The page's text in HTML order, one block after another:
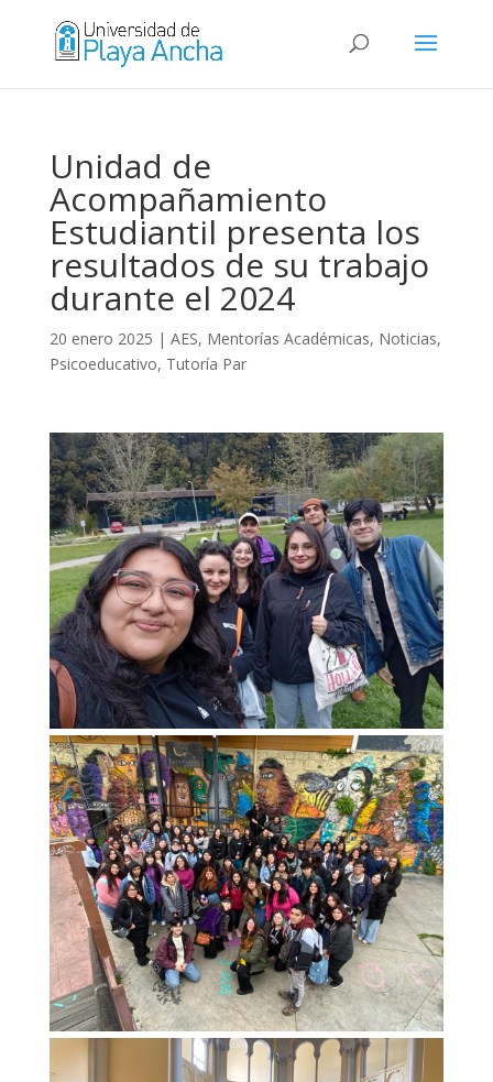
Unidad de
Acompañamiento
Estudiantil presenta los
resultados de su trabajo
durante el 2024
20 enero 2025 | AES, Mentorías Académicas, Noticias,
Psicoeducativo, Tutoría Par